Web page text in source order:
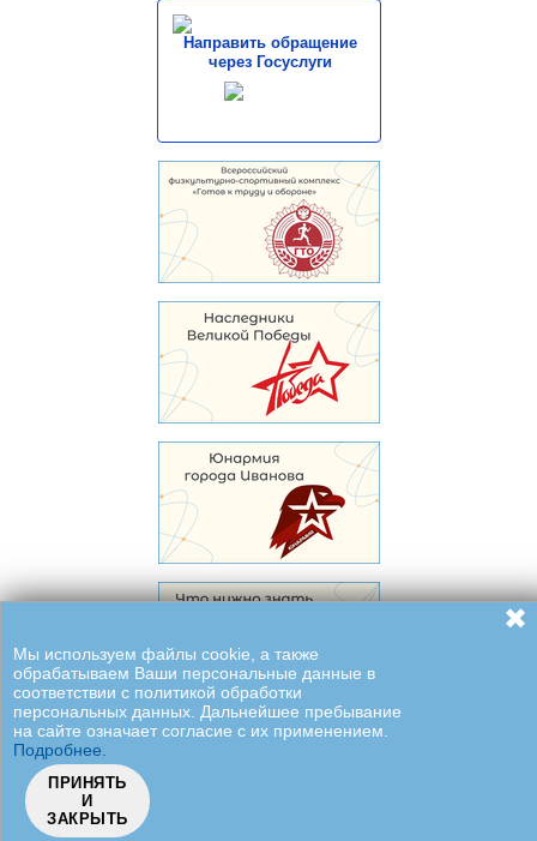
Направить обращение
через Госуслуги
Мы используем файлы cookie, а также
обрабатываем Ваши персональные данные в
соответствии с политикой обработки
персональных данных. Дальнейшее пребывание
на сайте означает согласие с их применением.
Подробнее.
ПРИНЯТЬ
И
ЗАКРЫТЬ
✖